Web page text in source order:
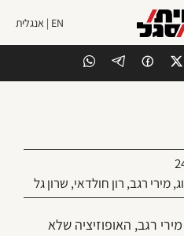
EN | אנגלית
,מירי רגב, רון חולדאי, שרון גל
רגב, האופוזיציה שלא